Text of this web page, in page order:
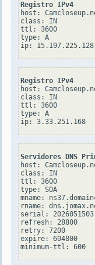
Registro IPv4
host:
class: IN
ttl: 3600
type: A
Registro IPv4
host:
class: IN
ttl: 3600
type: A
Servidores DNS
host:
class: IN
ttl: 3600
type: SOA
mname:
rname:
serial: 2026051503
refresh: 28800
retry: 7200
expire: 604800